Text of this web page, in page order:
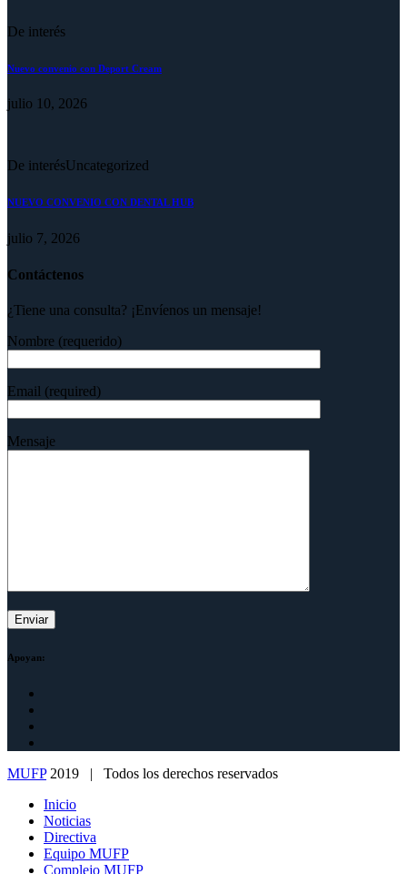
De interés
Nuevo convenio con Deport Cream
julio 10, 2026
De interésUncategorized
NUEVO CONVENIO CON DENTAL HUB
julio 7, 2026
Contáctenos
¿Tiene una consulta? ¡Envíenos un mensaje!
Nombre (requerido)
Email (required)
Mensaje
Apoyan:
MUFP2019 | Todos los derechos reservados
Inicio
Noticias
Directiva
Equipo MUFP
Complejo MUFP